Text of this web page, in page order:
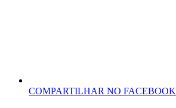
COMPARTILHAR NO FACEBOOK